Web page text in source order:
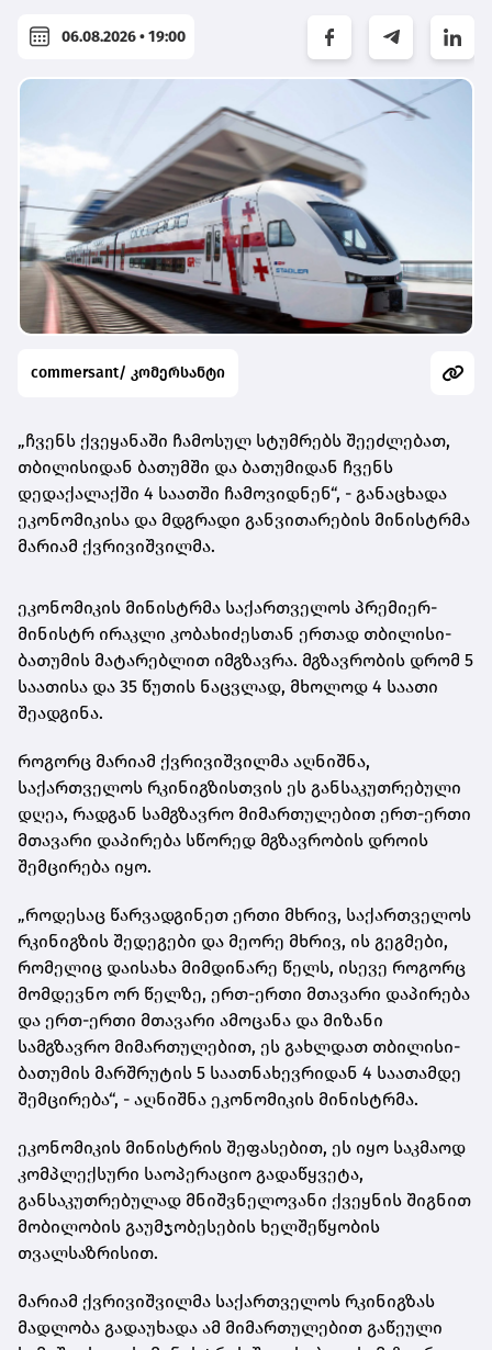
06.08.2026 • 19:00
commersant/ კომერსანტი
„ჩვენს ქვეყანაში ჩამოსულ სტუმრებს შეეძლებათ,
თბილისიდან ბათუმში და ბათუმიდან ჩვენს
დედაქალაქში 4 საათში ჩამოვიდნენ“, - განაცხადა
ეკონომიკისა და მდგრადი განვითარების მინისტრმა
მარიამ ქვრივიშვილმა.
ეკონომიკის მინისტრმა საქართველოს პრემიერ-
მინისტრ ირაკლი კობახიძესთან ერთად თბილისი-
ბათუმის მატარებლით იმგზავრა. მგზავრობის დრომ 5
საათისა და 35 წუთის ნაცვლად, მხოლოდ 4 საათი
შეადგინა.
როგორც მარიამ ქვრივიშვილმა აღნიშნა,
საქართველოს რკინიგზისთვის ეს განსაკუთრებული
დღეა, რადგან სამგზავრო მიმართულებით ერთ-ერთი
მთავარი დაპირება სწორედ მგზავრობის დროის
შემცირება იყო.
„როდესაც წარვადგინეთ ერთი მხრივ, საქართველოს
რკინიგზის შედეგები და მეორე მხრივ, ის გეგმები,
რომელიც დაისახა მიმდინარე წელს, ისევე როგორც
მომდევნო ორ წელზე, ერთ-ერთი მთავარი დაპირება
და ერთ-ერთი მთავარი ამოცანა და მიზანი
სამგზავრო მიმართულებით, ეს გახლდათ თბილისი-
ბათუმის მარშრუტის 5 საათნახევრიდან 4 საათამდე
შემცირება“, - აღნიშნა ეკონომიკის მინისტრმა.
ეკონომიკის მინისტრის შეფასებით, ეს იყო საკმაოდ
კომპლექსური საოპერაციო გადაწყვეტა,
განსაკუთრებულად მნიშვნელოვანი ქვეყნის შიგნით
მობილობის გაუმჯობესების ხელშეწყობის
თვალსაზრისით.
მარიამ ქვრივიშვილმა საქართველოს რკინიგზას
მადლობა გადაუხადა ამ მიმართულებით გაწეული